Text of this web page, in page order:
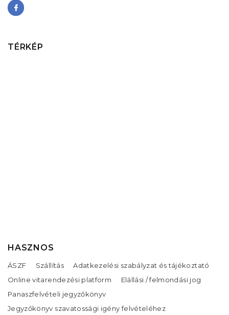
TÉRKÉP
HASZNOS
ÁSZF Szállítás
Adatkezelési szabályzat és tájékoztató
Online vitarendezési platform
Elállási / felmondási jog
Panaszfelvételi jegyzőkönyv
Jegyzőkönyv szavatossági igény felvételéhez